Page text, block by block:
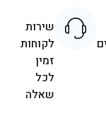
שירות
לקוחות
זמין
לכל
שאלה